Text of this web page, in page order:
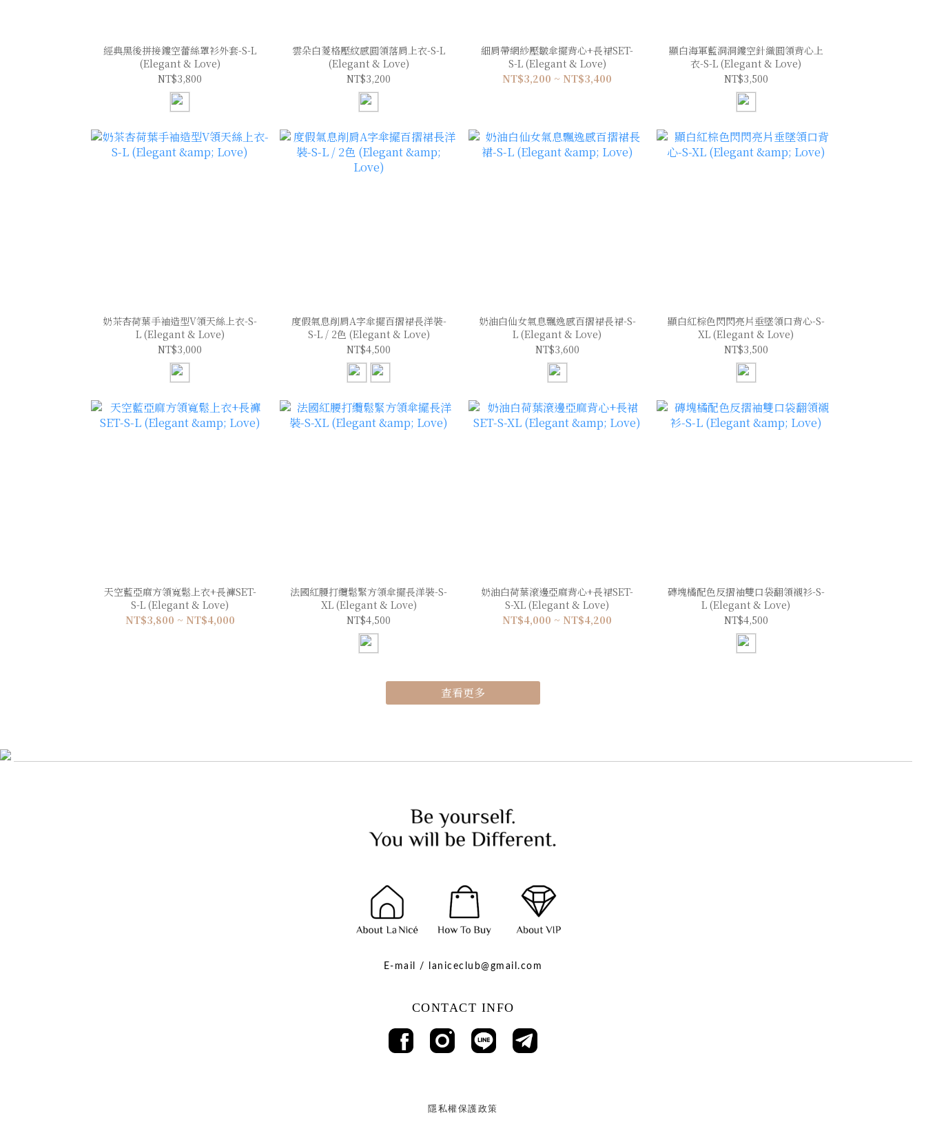
經典黑後拼接鏤空蕾絲罩衫外套-S-L
(Elegant & Love)
NT$3,800
雲朵白菱格壓紋感圓領落肩上衣-S-L
(Elegant & Love)
NT$3,200
細肩帶網紗壓皺傘擺背心+長裙SET-
S-L (Elegant & Love)
NT$3,200 ~ NT$3,400
顯白海軍藍洞洞鏤空針織圓領背心上
衣-S-L (Elegant & Love)
NT$3,500
奶茶杏荷葉手袖造型V領天絲上衣-S-
L (Elegant & Love)
NT$3,000
度假氣息削肩A字傘擺百摺裙長洋裝-
S-L / 2色 (Elegant & Love)
NT$4,500
奶油白仙女氣息飄逸感百摺裙長裙-S-
L (Elegant & Love)
NT$3,600
顯白紅棕色閃閃亮片垂墜領口背心-S-
XL (Elegant & Love)
NT$3,500
天空藍亞麻方領寬鬆上衣+長褲SET-
S-L (Elegant & Love)
NT$3,800 ~ NT$4,000
法國紅腰打纜鬆緊方領傘擺長洋裝-S-
XL (Elegant & Love)
NT$4,500
奶油白荷葉滾邊亞麻背心+長裙SET-
S-XL (Elegant & Love)
NT$4,000 ~ NT$4,200
磚塊橘配色反摺袖雙口袋翻領襯衫-S-
L (Elegant & Love)
NT$4,500
查看更多
E-mail / laniceclub@gmail.com
CONTACT INFO
隱私權保護政策